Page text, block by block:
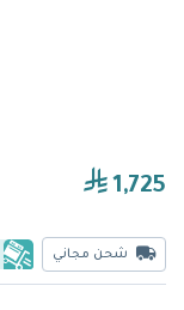
1,725
شحن مجاني